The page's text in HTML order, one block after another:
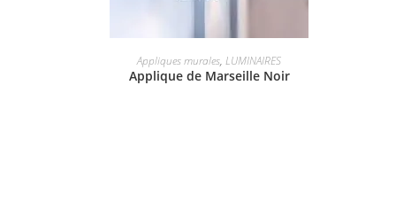
Appliques murales, LUMINAIRES
Applique de Marseille Noir